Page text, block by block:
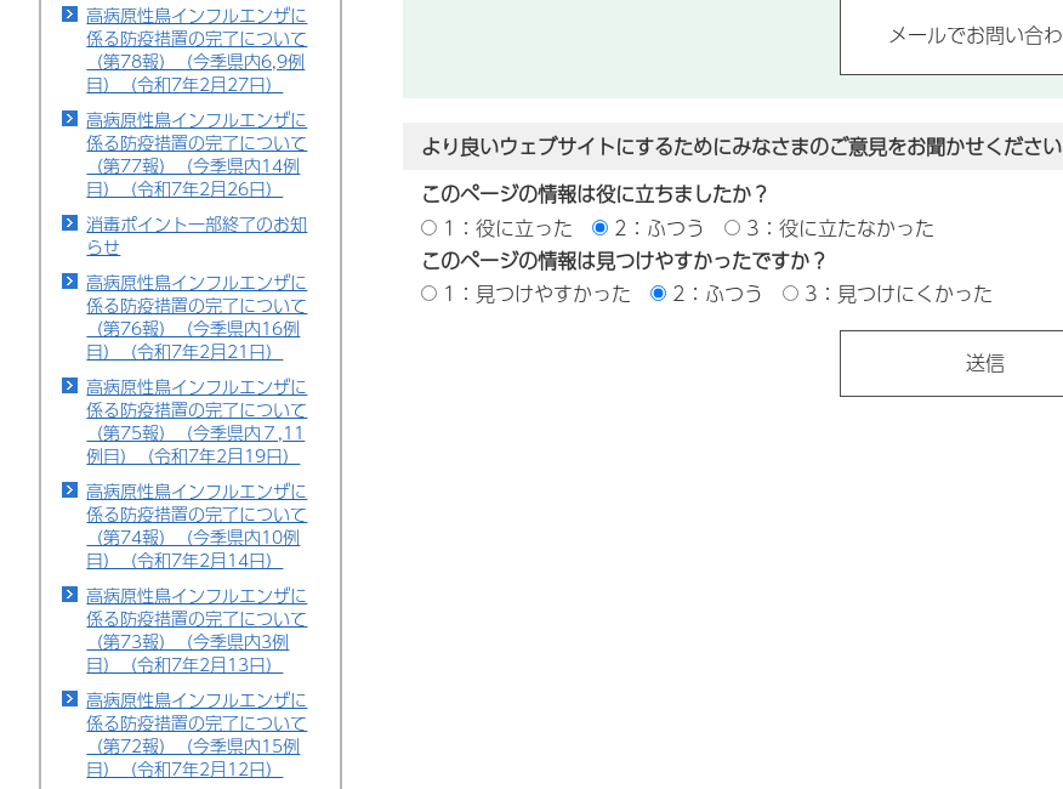
高病原性鳥インフルエンザに
係る防疫措置の完了について
（第78報）（今季県内6,9例
目）（令和7年2月27日）
高病原性鳥インフルエンザに
係る防疫措置の完了について
（第77報）（今季県内14例
目）（令和7年2月26日）
消毒ポイント一部終了のお知
らせ
高病原性鳥インフルエンザに
係る防疫措置の完了について
（第76報）（今季県内16例
目）（令和7年2月21日）
高病原性鳥インフルエンザに
係る防疫措置の完了について
（第75報）（今季県内７,11
例目）（令和7年2月19日）
高病原性鳥インフルエンザに
係る防疫措置の完了について
（第74報）（今季県内10例
目）（令和7年2月14日）
高病原性鳥インフルエンザに
係る防疫措置の完了について
（第73報）（今季県内3例
目）（令和7年2月13日）
高病原性鳥インフルエンザに
係る防疫措置の完了について
（第72報）（今季県内15例
目）（令和7年2月12日）
より良いウェブサイトにするためにみなさまのご意見をお聞かせください
このページの情報は役に立ちましたか？
1：役に立った
2：ふつう
3：役に立たなかった
このページの情報は見つけやすかったですか？
1：見つけやすかった
2：ふつう 3：見つけにくかった